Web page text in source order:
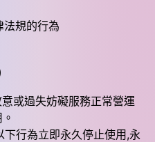
法規的行為
或過失妨礙服務正常營運
行為立即永久停止使用,永